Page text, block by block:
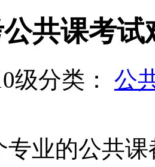
共课考试
级分类： 公
专业的公共